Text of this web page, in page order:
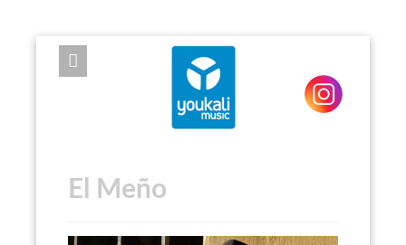
EXPOSE FRAMEWORK FOR JOOMLA 2.5 AND 3.0+
El Meño